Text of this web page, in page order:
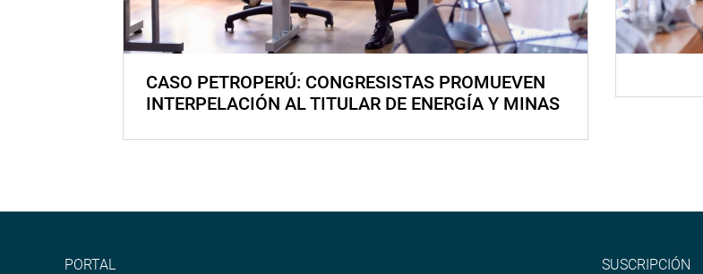
CASO PETROPERÚ: CONGRESISTAS PROMUEVEN
INTERPELACIÓN AL TITULAR DE ENERGÍA Y MINAS
PORTAL SUSCRIPCIÓN